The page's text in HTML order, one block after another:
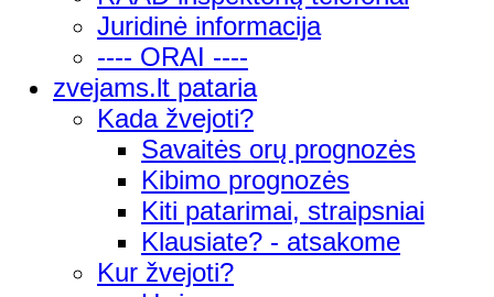
Juridinė informacija
---- ORAI ----
zvejams.lt pataria
Kada žvejoti?
Savaitės orų prognozės
Kibimo prognozės
Kiti patarimai, straipsniai
Klausiate? - atsakome
Kur žvejoti?